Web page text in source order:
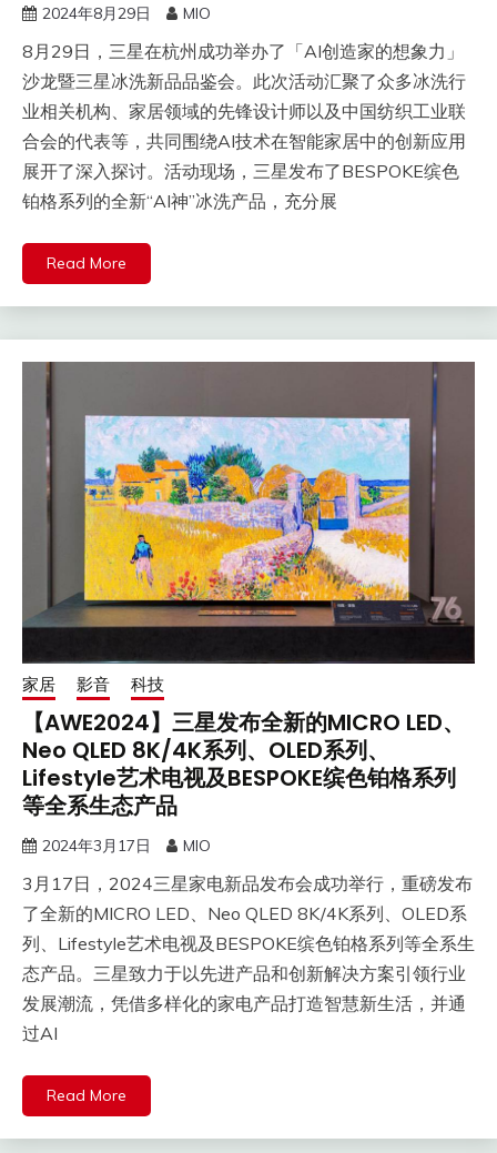
2024年8月29日 MIO
8月29日，三星在杭州成功举办了「AI创造家的想象力」
沙龙暨三星冰洗新品品鉴会。此次活动汇聚了众多冰洗行
业相关机构、家居领域的先锋设计师以及中国纺织工业联
合会的代表等，共同围绕AI技术在智能家居中的创新应用
展开了深入探讨。活动现场，三星发布了BESPOKE缤色
铂格系列的全新“AI神”冰洗产品，充分展
Read More
家居 影音 科技
【AWE2024】三星发布全新的MICRO LED、
Neo QLED 8K/4K系列、OLED系列、
Lifestyle艺术电视及BESPOKE缤色铂格系列
等全系生态产品
2024年3月17日 MIO
3月17日，2024三星家电新品发布会成功举行，重磅发布
了全新的MICRO LED、Neo QLED 8K/4K系列、OLED系
列、Lifestyle艺术电视及BESPOKE缤色铂格系列等全系生
态产品。三星致力于以先进产品和创新解决方案引领行业
发展潮流，凭借多样化的家电产品打造智慧新生活，并通
过AI
Read More